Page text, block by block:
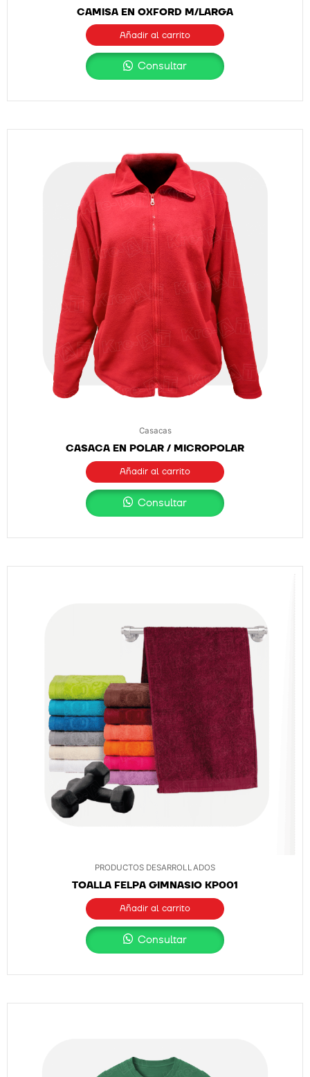
CAMISA EN OXFORD M/LARGA
Añadir al carrito
Consultar
Casacas
CASACA EN POLAR / MICROPOLAR
Añadir al carrito
Consultar
PRODUCTOS DESARROLLADOS
TOALLA FELPA GIMNASIO KP001
Añadir al carrito
Consultar